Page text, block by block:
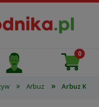
» Arbuz » Arbuz